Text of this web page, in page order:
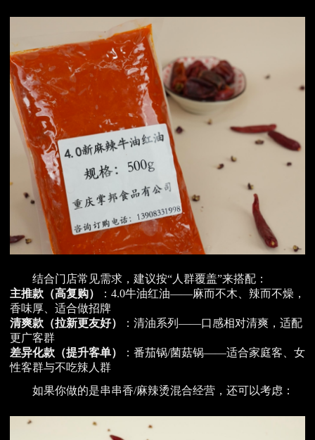
结合门店常见需求，建议按“人群覆盖”来搭配：
主推款（高复购）
：4.0牛油红油——麻而不木、辣而不燥，
香味厚、适合做招牌
清爽款（拉新更友好）
：清油系列——口感相对清爽，适配
更广客群
差异化款（提升客单）
：番茄锅/菌菇锅——适合家庭客、女
性客群与不吃辣人群
如果你做的是串串香/麻辣烫混合经营，还可以考虑：